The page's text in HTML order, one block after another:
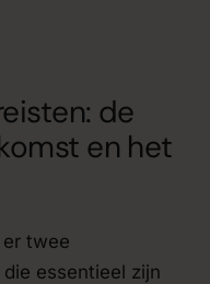
de
en het
twee
essentieel zijn